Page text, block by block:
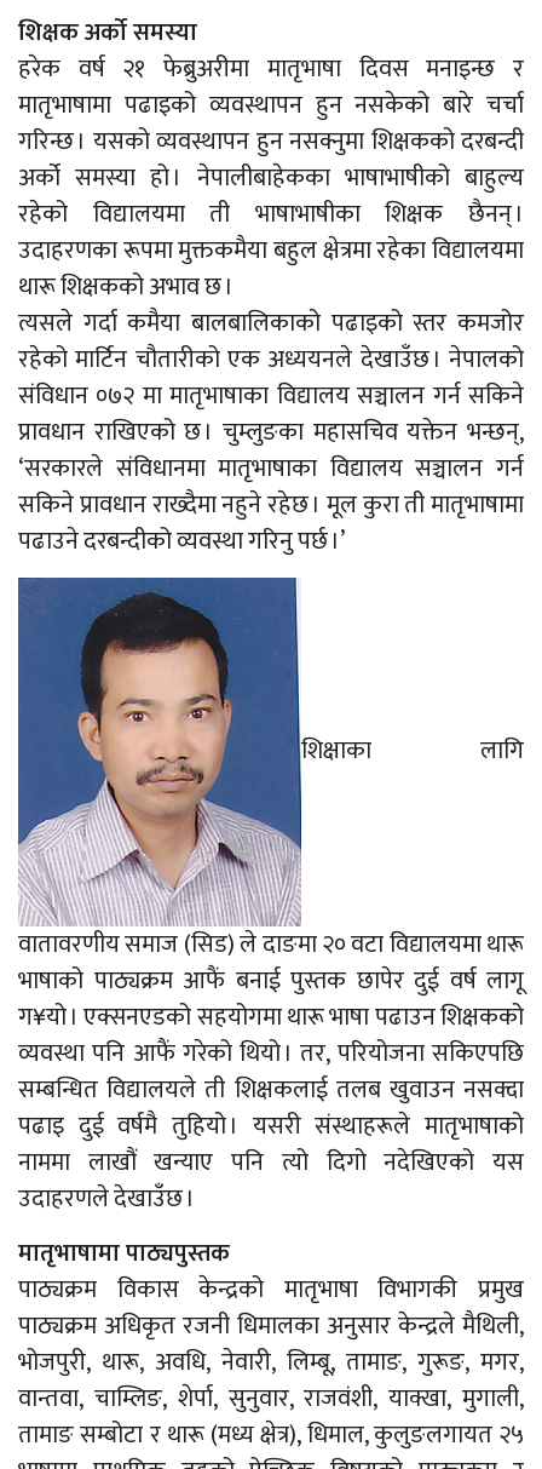
शिक्षक अर्को समस्या
हरेक वर्ष २१ फेब्रुअरीमा मातृभाषा दिवस मनाइन्छ र
मातृभाषामा पढाइको व्यवस्थापन हुन नसकेको बारे चर्चा
गरिन्छ । यसको व्यवस्थापन हुन नसक्नुमा शिक्षकको दरबन्दी
अर्को समस्या हो । नेपालीबाहेकका भाषाभाषीको बाहुल्य
रहेको विद्यालयमा ती भाषाभाषीका शिक्षक छैनन् ।
उदाहरणका रूपमा मुक्तकमैया बहुल क्षेत्रमा रहेका विद्यालयमा
थारू शिक्षकको अभाव छ ।
त्यसले गर्दा कमैया बालबालिकाको पढाइको स्तर कमजोर
रहेको मार्टिन चौतारीको एक अध्ययनले देखाउँछ । नेपालको
संविधान ०७२ मा मातृभाषाका विद्यालय सञ्चालन गर्न सकिने
प्रावधान राखिएको छ । चुम्लुङका महासचिव यक्तेन भन्छन्,
‘सरकारले संविधानमा मातृभाषाका विद्यालय सञ्चालन गर्न
सकिने प्रावधान राख्दैमा नहुने रहेछ । मूल कुरा ती मातृभाषामा
पढाउने दरबन्दीको व्यवस्था गरिनु पर्छ ।’
शिक्षाका लागि
वातावरणीय समाज (सिड) ले दाङमा २० वटा विद्यालयमा थारू
भाषाको पाठ्यक्रम आफैं बनाई पुस्तक छापेर दुई वर्ष लागू
ग¥यो । एक्सनएडको सहयोगमा थारू भाषा पढाउन शिक्षकको
व्यवस्था पनि आफैं गरेको थियो । तर, परियोजना सकिएपछि
सम्बन्धित विद्यालयले ती शिक्षकलाई तलब खुवाउन नसक्दा
पढाइ दुई वर्षमै तुहियो । यसरी संस्थाहरूले मातृभाषाको
नाममा लाखौं खन्याए पनि त्यो दिगो नदेखिएको यस
उदाहरणले देखाउँछ ।
मातृभाषामा पाठ्यपुस्तक
पाठ्यक्रम विकास केन्द्रको मातृभाषा विभागकी प्रमुख
पाठ्यक्रम अधिकृत रजनी धिमालका अनुसार केन्द्रले मैथिली,
भोजपुरी, थारू, अवधि, नेवारी, लिम्बू, तामाङ, गुरूङ, मगर,
वान्तवा, चाम्लिङ, शेर्पा, सुनुवार, राजवंशी, याक्खा, मुगाली,
तामाङ सम्बोटा र थारू (मध्य क्षेत्र), धिमाल, कुलुङलगायत २५